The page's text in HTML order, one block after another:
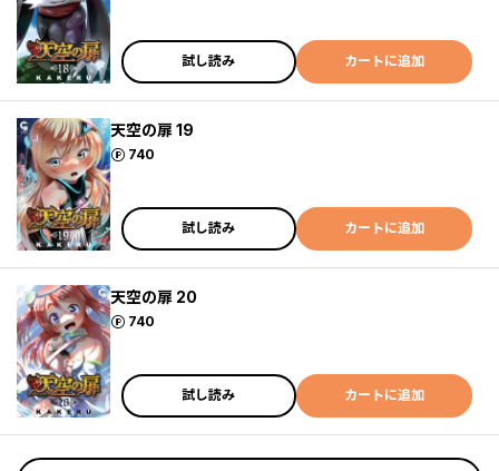
試し読み カートに追加
天空の扉 19
740
ポイント
試し読み カートに追加
天空の扉 20
740
ポイント
試し読み カートに追加